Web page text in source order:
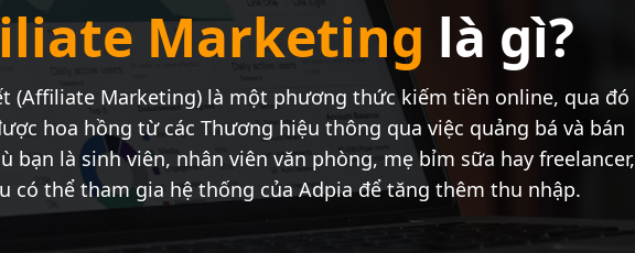
Marketing là gì?
(Affiliate Marketing) là một phương thức kiếm tiền online, qua đó
hoa hồng từ các Thương hiệu thông qua việc quảng bá và bán
bạn là sinh viên, nhân viên văn phòng, mẹ bỉm sữa hay freelancer,
có thể tham gia hệ thống của Adpia để tăng thêm thu nhập.